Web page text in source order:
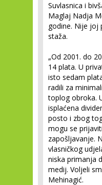
Suvlasnica i
Maglaj Nadja
godine. Nije joj
staža.
„Od 2001. do
14 plata. U
isto sedam
radili za
toplog obroka.
isplaćena
posto i zbog
mogu se
zapošljavanje.
vlasničkog
niska primanja
medij. Voljeli
Mehinagić.